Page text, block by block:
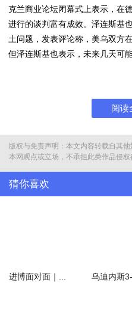
克兰商业论坛闭幕式上表示，在
进行的谈判富有成效。泽连斯基
土问题，发表评论称，美乌双方
但泽连斯基也表示，未来几天可
节。重要的是，和平必须是体面
泽连斯基当天早些时候与德国
长克勒克纳分别举行了会晤。当
行进一步会谈。
德国政府当天宣布一项加强与
推动尽快结束俄乌冲突之际，美
阅读
版权与免责声明：本文内容转载自其
本网观点或立场，不承担此类作品侵权
猜你喜欢
进博面对面｜... 乌迪内斯